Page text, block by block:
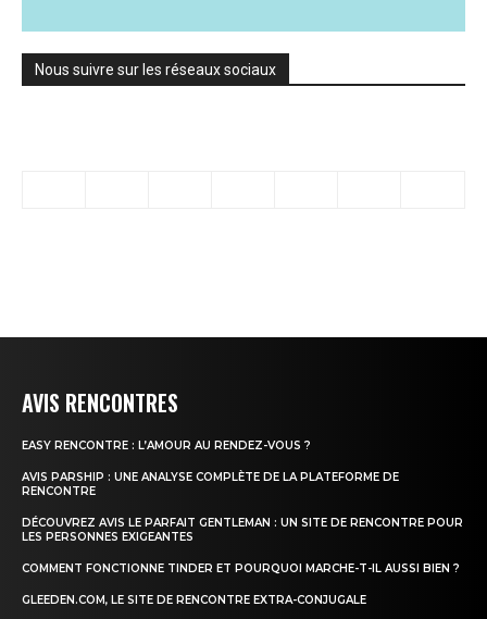
Nous suivre sur les réseaux sociaux
AVIS RENCONTRES
EASY RENCONTRE : L’AMOUR AU RENDEZ-VOUS ?
AVIS PARSHIP : UNE ANALYSE COMPLÈTE DE LA PLATEFORME DE
RENCONTRE
DÉCOUVREZ AVIS LE PARFAIT GENTLEMAN : UN SITE DE RENCONTRE POUR
LES PERSONNES EXIGEANTES
COMMENT FONCTIONNE TINDER ET POURQUOI MARCHE-T-IL AUSSI BIEN ?
GLEEDEN.COM, LE SITE DE RENCONTRE EXTRA-CONJUGALE